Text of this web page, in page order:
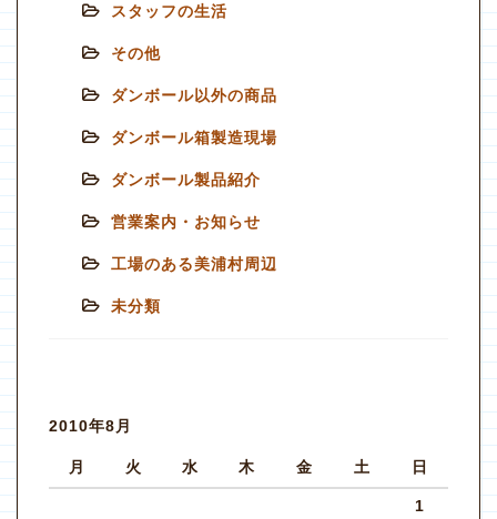
スタッフの生活
その他
ダンボール以外の商品
ダンボール箱製造現場
ダンボール製品紹介
営業案内・お知らせ
工場のある美浦村周辺
未分類
2010年8月
月 火 水 木 金 土 日
1